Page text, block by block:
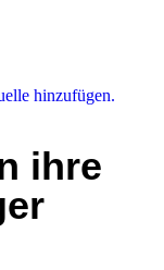
hinzufügen.
ihre